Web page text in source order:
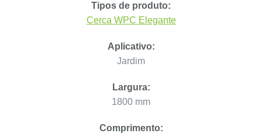
Tipos de produto:
Cerca WPC Elegante
Aplicativo:
Jardim
Largura:
1800 mm
Comprimento: